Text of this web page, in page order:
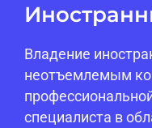
Владение
неотъемлемым
специалиста в